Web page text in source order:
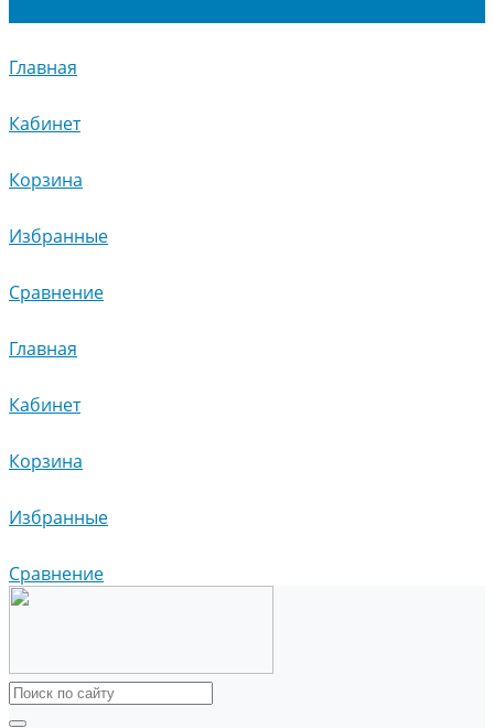
Главная
Кабинет
Корзина
Избранные
Сравнение
Главная
Кабинет
Корзина
Избранные
Сравнение